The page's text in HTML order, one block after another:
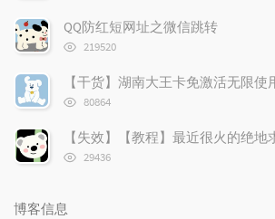
次
数:
QQ防红短网址之微信跳转
浏
次
数:
219520
【干货】湖南大王卡免激活无限使
浏
次
数:
80864
【失效】【教程】最近很火的绝地
浏
29436
博客信息